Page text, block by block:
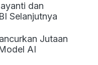
dan
Selanjutnya
Jutaan
AI